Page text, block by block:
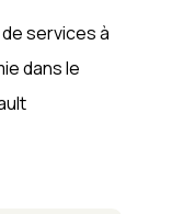
services à
dans le